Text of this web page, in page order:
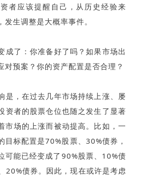
者应该提醒自己，从历史经验来
生调整是大概率事件。
成了：你准备好了吗？如果市场出
对预案？你的资产配置是否合理？
是，在过去几年市场持续上涨、屡
资者的股票仓位也随之发生了显著
场的上涨而被动提高。比如，一
目标配置是70%股票、30%债券，
可能已经变成了90%股票、10%债
20%债券。因此，现在或许是考虑